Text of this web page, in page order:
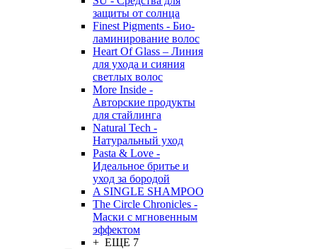
защиты от солнца
Finest Pigments - Био-
ламинирование волос
Heart Of Glass – Линия
для ухода и сияния
светлых волос
More Inside -
Авторские продукты
для стайлинга
Natural Tech -
Натуральный уход
Pasta & Love -
Идеальное бритье и
уход за бородой
A SINGLE SHAMPOO
The Circle Chronicles -
Маски с мгновенным
эффектом
+ ЕЩЕ 7